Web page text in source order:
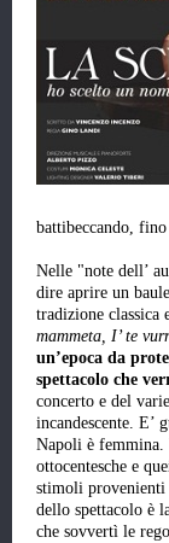
battibeccando,
Nelle "note dell’
dire aprire un
tradizione classica
mammeta, I’ te
un’epoca da
spettacolo che
concerto e del
incandescente. E’
Napoli è femmina.
ottocentesche e
stimoli provenienti
dello spettacolo è
che sovvertì le